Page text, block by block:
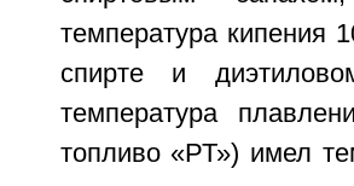
температура кипения
спирте и
температура
топливо «РТ») имел